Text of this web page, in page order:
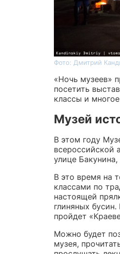
Фото: Дмитрий
«Ночь музеев»
посетить
классы и
Музей
В этом году
всероссийской
улице
В это время на
классами по
настоящей
глиняных
пройдет
Можно будет
музея,